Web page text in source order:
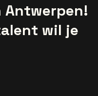
Antwerpen!
wil je